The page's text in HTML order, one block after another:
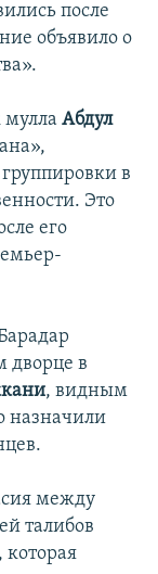
после
объявило о
мулла Абдул
в
Это
его
дворце в
, видным
назначили
между
талибов